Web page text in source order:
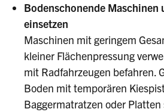
Bodenschonende Maschinen
einsetzen
Maschinen mit geringem
kleiner Flächenpressung
mit Radfahrzeugen befahren.
Boden mit temporären
Baggermatratzen oder